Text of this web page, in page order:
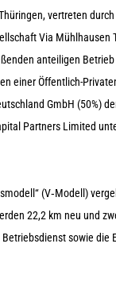
ver­tre­ten
Via Mühl­hau­sen
antei­li­gen
einer Öffent­lich-
GmbH (50%)
Part­ners Limi­ted
(V‑Modell)
22,2 km neu und
sowie